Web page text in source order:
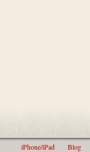
iPhone/iPad Blog